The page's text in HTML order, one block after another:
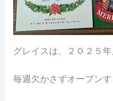
グレイスは、２０２５
毎週欠かさずオープンす